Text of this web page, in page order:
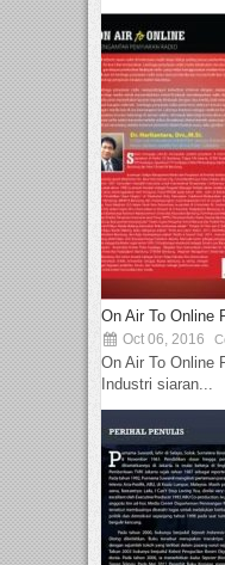
On Air To Online
Oct 06, 2016
On Air To Online
Industri siaran...